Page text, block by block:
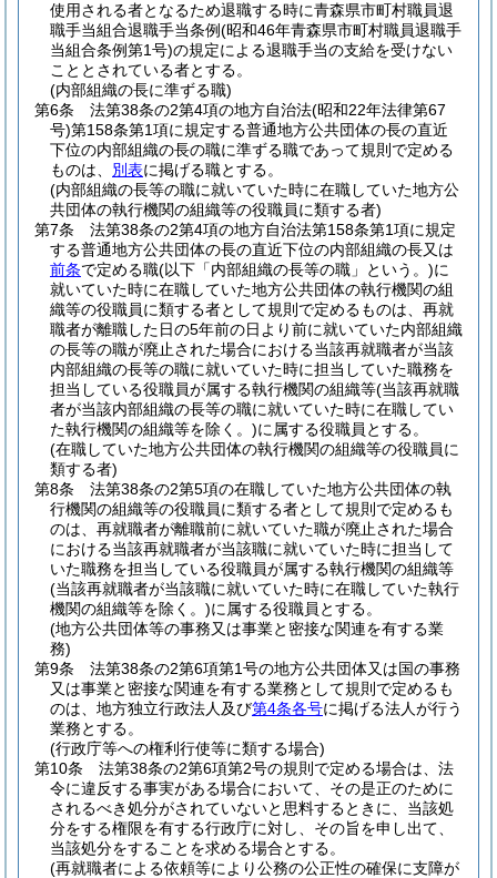
使用される者となるため退職する時に青森県市町村職員退
職手当組合退職手当条例(昭和46年青森県市町村職員退職手
当組合条例第1号)の規定による退職手当の支給を受けない
こととされている者とする。
(内部組織の長に準ずる職)
第6条
法第38条の2第4項の地方自治法(昭和22年法律第67
号)第158条第1項に規定する普通地方公共団体の長の直近
下位の内部組織の長の職に準ずる職であって規則で定める
ものは、 別表に掲げる職とする。
(内部組織の長等の職に就いていた時に在職していた地方公
共団体の執行機関の組織等の役職員に類する者)
第7条
法第38条の2第4項の地方自治法第158条第1項に規定
する普通地方公共団体の長の直近下位の内部組織の長又は
前条で定める職(以下「内部組織の長等の職」という。)に
就いていた時に在職していた地方公共団体の執行機関の組
織等の役職員に類する者として規則で定めるものは、再就
職者が離職した日の5年前の日より前に就いていた内部組織
の長等の職が廃止された場合における当該再就職者が当該
内部組織の長等の職に就いていた時に担当していた職務を
担当している役職員が属する執行機関の組織等(当該再就職
者が当該内部組織の長等の職に就いていた時に在職してい
た執行機関の組織等を除く。)に属する役職員とする。
(在職していた地方公共団体の執行機関の組織等の役職員に
類する者)
第8条
法第38条の2第5項の在職していた地方公共団体の執
行機関の組織等の役職員に類する者として規則で定めるも
のは、再就職者が離職前に就いていた職が廃止された場合
における当該再就職者が当該職に就いていた時に担当して
いた職務を担当している役職員が属する執行機関の組織等
(当該再就職者が当該職に就いていた時に在職していた執行
機関の組織等を除く。)に属する役職員とする。
(地方公共団体等の事務又は事業と密接な関連を有する業
務)
第9条
法第38条の2第6項第1号の地方公共団体又は国の事務
又は事業と密接な関連を有する業務として規則で定めるも
のは、地方独立行政法人及び第4条各号に掲げる法人が行う
業務とする。
(行政庁等への権利行使等に類する場合)
第10条
法第38条の2第6項第2号の規則で定める場合は、法
令に違反する事実がある場合において、その是正のために
されるべき処分がされていないと思料するときに、当該処
分をする権限を有する行政庁に対し、その旨を申し出て、
当該処分をすることを求める場合とする。
(再就職者による依頼等により公務の公正性の確保に支障が